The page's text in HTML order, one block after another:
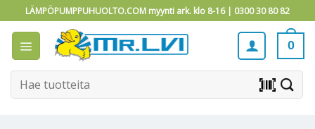
to
content
LÄMPÖPUMPPUHUOLTO.COM myynti ark. klo 8-16 | 0300 30 80 82
0
Etsi: barcode_scanner